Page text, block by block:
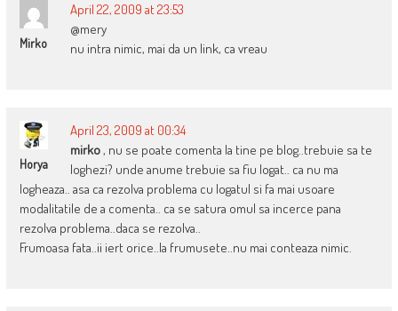
Mirko
April 22, 2009 at 23:53
@mery
nu intra nimic, mai da un link, ca vreau
Horya
April 23, 2009 at 00:34
mirko, nu se poate comenta la tine pe blog..trebuie sa te
loghezi? unde anume trebuie sa fiu logat.. ca nu ma
logheaza.. asa ca rezolva problema cu logatul si fa mai usoare
modalitatile de a comenta.. ca se satura omul sa incerce pana
rezolva problema..daca se rezolva..
Frumoasa fata..ii iert orice..la frumusete..nu mai conteaza nimic.